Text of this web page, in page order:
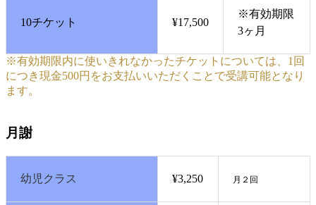
10チケット ¥17,500
※有効期限
3ヶ月
※有効期限内に使いきれなかったチケットについては、1回
につき現金500円をお支払いいただくことで受講可能となり
ます。
月謝
幼児クラス ¥3,250 月２回